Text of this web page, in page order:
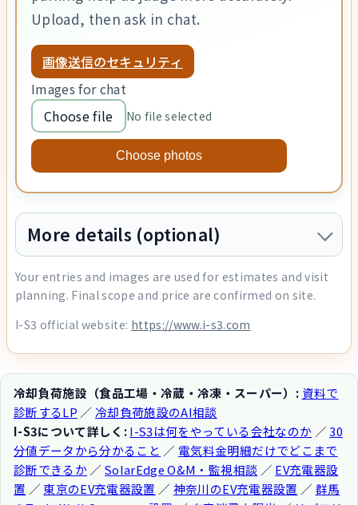
Upload, then ask in chat.
画像送信のセキュリティ
Images for chat
Choose file
No file selected
Choose photos
More details (optional)
Your entries and images are used for estimates and visit
planning. Final scope and price are confirmed on site.
I-S3 official website: https://www.i-s3.com
冷却負荷施設（食品工場・冷蔵・冷凍・スーパー）: 資料で
診断するLP ／冷却負荷施設のAI相談
I-S3について詳しく:I-S3は何をやっている会社なのか ／30
分値データから分かること ／ 電気料金明細だけでどこまで
診断できるか ／SolarEdge O&M・監視相談 ／ EV充電器設
置 ／ 東京のEV充電器設置 ／ 神奈川のEV充電器設置 ／ 群馬